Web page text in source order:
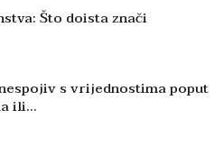
Što doista znači
s vrijednostima poput
ili…